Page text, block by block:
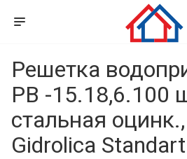
Решетка
РВ -15.18,6.100
стальная
Gidrolica Standart